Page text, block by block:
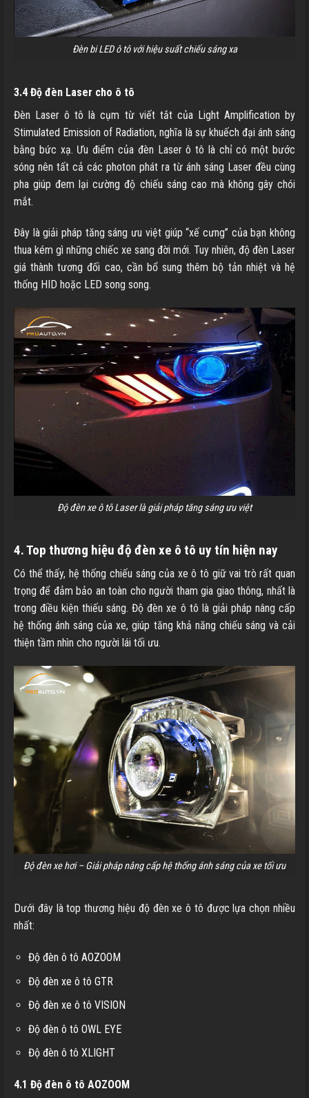
Đèn bi LED ô tô với hiệu suất chiếu sáng xa
3.4 Độ đèn Laser cho ô tô
Đèn Laser ô tô là cụm từ viết tắt của Light Amplification by
Stimulated Emission of Radiation, nghĩa là sự khuếch đại ánh sáng
bằng bức xạ. Ưu điểm của đèn Laser ô tô là chỉ có một bước
sóng nên tất cả các photon phát ra từ ánh sáng Laser đều cùng
pha giúp đem lại cường độ chiếu sáng cao mà không gây chói
mắt.
Đây là giải pháp tăng sáng ưu việt giúp “xế cưng” của bạn không
thua kém gì những chiếc xe sang đời mới. Tuy nhiên, độ đèn Laser
giá thành tương đối cao, cần bổ sung thêm bộ tản nhiệt và hệ
thống HID hoặc LED song song.
Độ đèn xe ô tô Laser là giải pháp tăng sáng ưu việt
4. Top thương hiệu độ đèn xe ô tô uy tín hiện nay
Có thể thấy, hệ thống chiếu sáng của xe ô tô giữ vai trò rất quan
trọng để đảm bảo an toàn cho người tham gia giao thông, nhất là
trong điều kiện thiếu sáng. Độ đèn xe ô tô là giải pháp nâng cấp
hệ thống ánh sáng của xe, giúp tăng khả năng chiếu sáng và cải
thiện tầm nhìn cho người lái tối ưu.
Độ đèn xe hơi – Giải pháp nâng cấp hệ thống ánh sáng của xe tối ưu
Dưới đây là top thương hiệu độ đèn xe ô tô được lựa chọn nhiều
nhất:
Độ đèn ô tô AOZOOM
Độ đèn xe ô tô GTR
Độ đèn xe ô tô VISION
Độ đèn ô tô OWL EYE
Độ đèn ô tô XLIGHT
4.1 Độ đèn ô tô AOZOOM